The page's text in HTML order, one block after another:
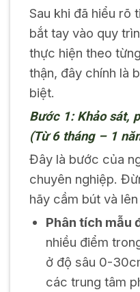
Sau khi đã hiểu rõ
bắt tay vào quy
thực hiện theo
thận, đây chính là
biệt.
Bước 1: Khảo sát,
(Từ 6 tháng – 1
Đây là bước của
chuyên nghiệp.
hãy cầm bút và
Phân tích mẫu
nhiều điểm
ở độ sâu 0-
các trung tâm